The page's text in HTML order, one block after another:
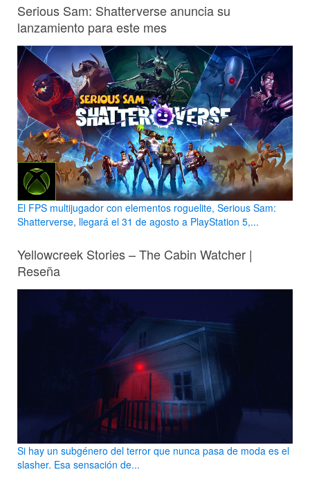
Serious Sam: Shatterverse anuncia su
lanzamiento para este mes
El FPS multijugador con elementos roguelite, Serious Sam:
Shatterverse, llegará el 31 de agosto a PlayStation 5,...
Yellowcreek Stories – The Cabin Watcher |
Reseña
Si hay un subgénero del terror que nunca pasa de moda es el
slasher. Esa sensación de...